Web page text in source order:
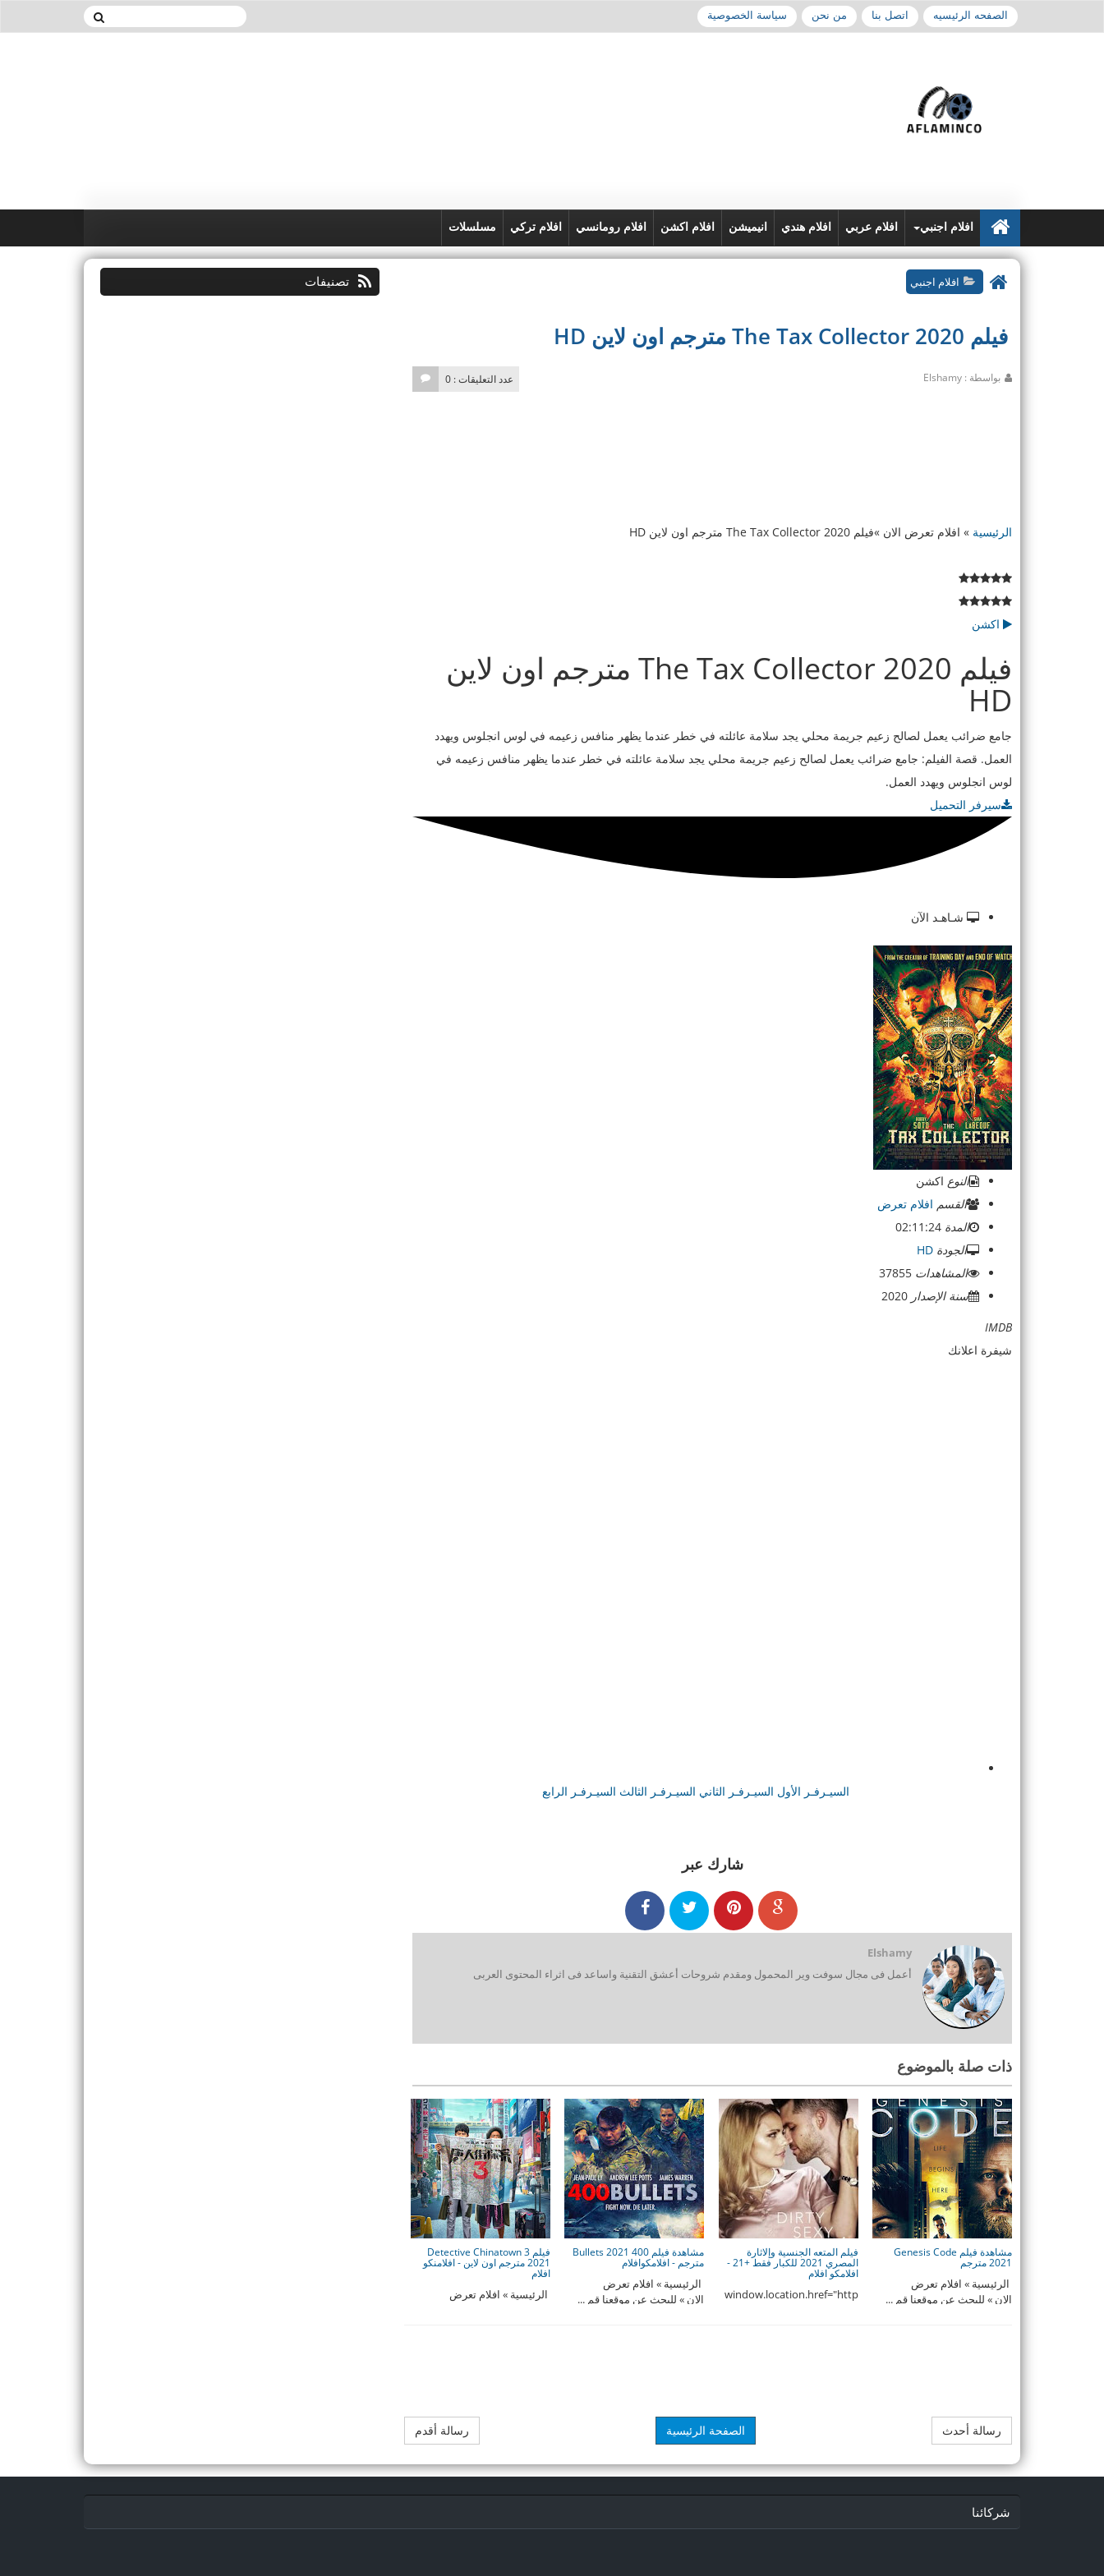
الصفحه الرئيسيه اتصل بنا من نحن سياسة الخصوصية
افلام اجنبي افلام عربي افلام هندي انيميشن افلام اكشن افلام رومانسي افلام تركي مسلسلات
افلام اجنبي
فيلم The Tax Collector 2020 مترجم اون لاين HD
عدد التعليقات : 0 بواسطة : Elshamy
الرئيسية » افلام تعرض الان »فيلم The Tax Collector 2020 مترجم اون لاين HD
اكشن
فيلم The Tax Collector 2020 مترجم اون لاين
HD
جامع ضرائب يعمل لصالح زعيم جريمة محلي يجد سلامة عائلته في خطر عندما يظهر منافس زعيمه في لوس انجلوس ويهدد
العمل. قصة الفيلم: جامع ضرائب يعمل لصالح زعيم جريمة محلي يجد سلامة عائلته في خطر عندما يظهر منافس زعيمه في
لوس انجلوس ويهدد العمل.
سيرفر التحميل
شـاهـد الآن
النوع اكشن
القسم افلام تعرض
المدة
الجودة
المشاهدات
سنة الإصدار
IMDB
شيفرة اعلانك
السيـرفـر الأول السيـرفـر الثاني السيـرفـر الثالث السيـرفـر الرابع
شارك عبر
Elshamy
أعمل فى مجال سوفت وير المحمول ومقدم شروحات أعشق التقنية واساعد فى اثراء المحتوى العربى
ذات صلة بالموضوع
مشاهدة فيلم Genesis Code
2021 مترجم
الرئيسية » افلام تعرض
الان » للبحث عن موقعنا قم ...
‫فيلم المتعه الجنسية وإلاثارة
المصري 2021 للكبار فقط +21 -
افلامكو افلام
window.location.href="http
مشاهدة فيلم 400 Bullets 2021
مترجم - افلامكوافلام
الرئيسية » افلام تعرض
الان » للبحث عن موقعنا قم ...
فيلم Detective Chinatown 3
2021 مترجم اون لاين - افلامنكو
افلام
الرئيسية » افلام تعرض
رسالة أحدث رسالة أقدم الصفحة الرئيسية
تصنيفات
شركائنا